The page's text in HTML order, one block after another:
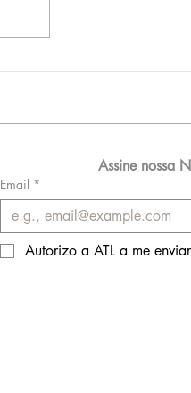
Assine nossa
Email *
Autorizo a ATL a me